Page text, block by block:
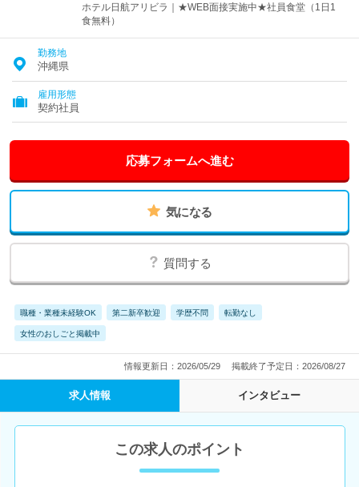
ホテル日航アリビラ｜★WEB面接実施中★社員食堂（1日1
食無料）
勤務地
沖縄県
雇用形態
契約社員
応募フォームへ進む
気になる
質問する
職種・業種未経験OK 第二新卒歓迎 学歴不問 転勤なし
女性のおしごと掲載中
情報更新日：2026/05/29 掲載終了予定日：2026/08/27
求人情報 インタビュー
この求人のポイント